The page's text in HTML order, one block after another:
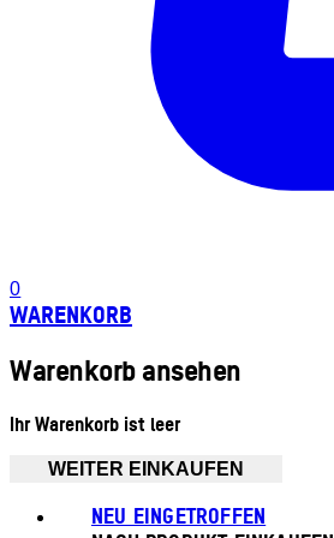
0
WARENKORB
Warenkorb ansehen
Ihr Warenkorb ist leer
WEITER EINKAUFEN
NEU EINGETROFFEN